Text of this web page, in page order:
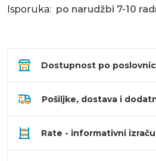
Isporuka: po narudžbi 7-10
Dostupnost po
Pošiljke, dostava i
Rate - informativni